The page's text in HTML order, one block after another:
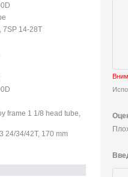
7SP 14-28T
frame 1 1/8 head tube,
24/34/42T, 170 mm